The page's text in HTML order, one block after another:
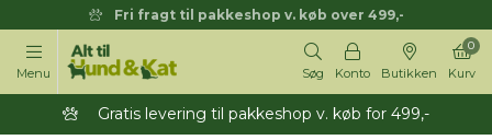
Fri fragt til pakkeshop v. køb over 499,-
Menu Søg Konto Butikken Kurv
0
Gratis levering til pakkeshop v. køb for 499,-